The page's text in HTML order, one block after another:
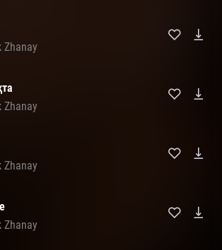
Zhanay
Zhanay
Zhanay
Zhanay